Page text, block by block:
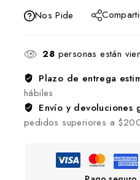
Nos Pide
28 personas están
Plazo de entrega
hábiles
Envío y devoluciones
pedidos superiores a